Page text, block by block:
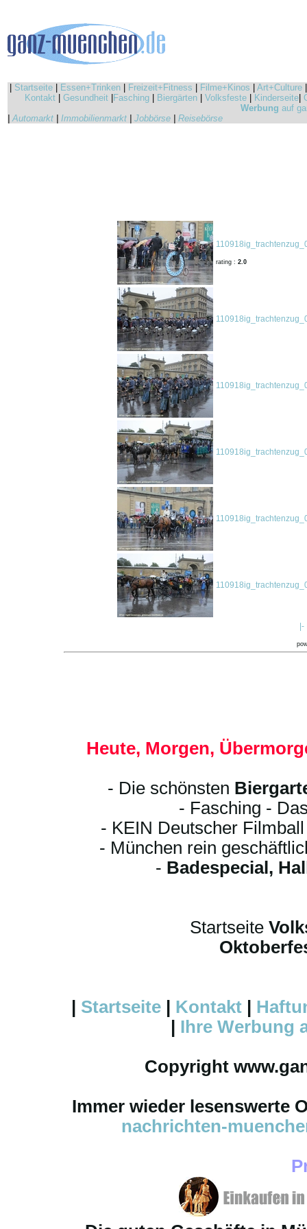
Startseite Essen+Trinken Freizeit+Fitness Filme+Kinos Art+Culture
Kontakt
Gesundheit Fasching Biergärten Volksfeste Kinderseite
Werbung auf
|Automarkt Immobilienmarkt Jobbörse Reisebörse
rating : 2.0
Heute, Morgen,
- Die schönsten
- Fasching -
- KEIN Deutscher
- München rein
- Badespecial,
Startseite
Startseite Kontakt
Ihre Werbung
Copyright
Immer wieder lesenswerte
nachrichten-